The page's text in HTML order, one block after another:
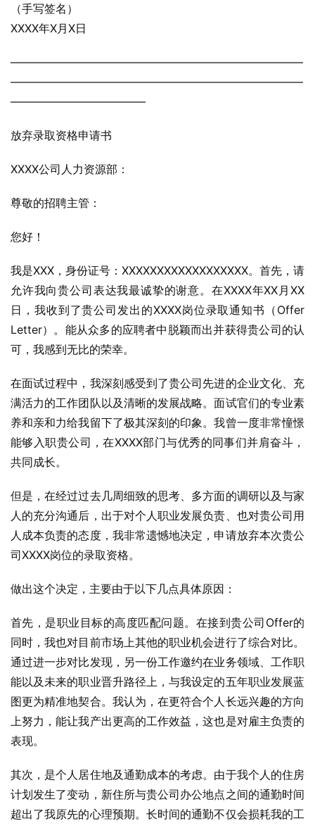
（手写签名）
XXXX年X月X日
——————————————————————————
——————————————————————————
————————————
放弃录取资格申请书
XXXX公司人力资源部：
尊敬的招聘主管：
您好！
我是XXX，身份证号：XXXXXXXXXXXXXXXXXX。首先，请
允许我向贵公司表达我最诚挚的谢意。在XXXX年XX月XX
日，我收到了贵公司发出的XXXX岗位录取通知书（Offer
Letter）。能从众多的应聘者中脱颖而出并获得贵公司的认
可，我感到无比的荣幸。
在面试过程中，我深刻感受到了贵公司先进的企业文化、充
满活力的工作团队以及清晰的发展战略。面试官们的专业素
养和亲和力给我留下了极其深刻的印象。我曾一度非常憧憬
能够入职贵公司，在XXXX部门与优秀的同事们并肩奋斗，
共同成长。
但是，在经过过去几周细致的思考、多方面的调研以及与家
人的充分沟通后，出于对个人职业发展负责、也对贵公司用
人成本负责的态度，我非常遗憾地决定，申请放弃本次贵公
司XXXX岗位的录取资格。
做出这个决定，主要由于以下几点具体原因：
首先，是职业目标的高度匹配问题。在接到贵公司Offer的
同时，我也对目前市场上其他的职业机会进行了综合对比。
通过进一步对比发现，另一份工作邀约在业务领域、工作职
能以及未来的职业晋升路径上，与我设定的五年职业发展蓝
图更为精准地契合。我认为，在更符合个人长远兴趣的方向
上努力，能让我产出更高的工作效益，这也是对雇主负责的
表现。
其次，是个人居住地及通勤成本的考虑。由于我个人的住房
计划发生了变动，新住所与贵公司办公地点之间的通勤时间
超出了我原先的心理预期。长时间的通勤不仅会损耗我的工